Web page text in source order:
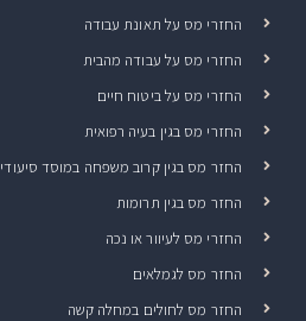
החזרי מס על תאונת עבודה
החזרי מס על עבודה מהבית
החזרי מס על ביטוח חיים
החזרי מס בגין בעיה רפואית
החזר מס בגין קרוב משפחה במוסד סיעודי
החזר מס בגין תרומות
החזרי מס לעיוור או נכה
החזר מס לגמלאים
החזר מס לחולים במחלה קשה